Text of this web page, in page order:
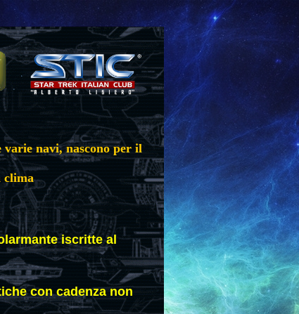
varie navi,nascono per il
clima
iscritte al
con cadenza non